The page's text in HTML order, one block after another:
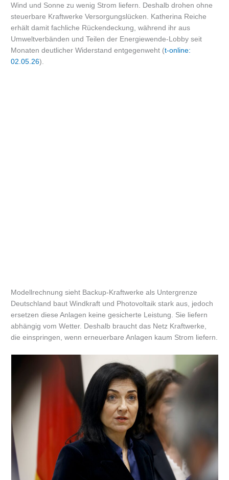
Wind und Sonne zu wenig Strom liefern. Deshalb drohen ohne
steuerbare Kraftwerke Versorgungslücken. Katherina Reiche
erhält damit fachliche Rückendeckung, während ihr aus
Umweltverbänden und Teilen der Energiewende-Lobby seit
Monaten deutlicher Widerstand entgegenweht (t-online:
02.05.26).
Modellrechnung sieht Backup-Kraftwerke als Untergrenze
Deutschland baut Windkraft und Photovoltaik stark aus, jedoch
ersetzen diese Anlagen keine gesicherte Leistung. Sie liefern
abhängig vom Wetter. Deshalb braucht das Netz Kraftwerke,
die einspringen, wenn erneuerbare Anlagen kaum Strom liefern.